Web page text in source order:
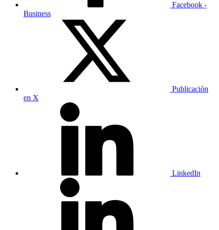
Facebook -
Business
Publicación
en X
LinkedIn